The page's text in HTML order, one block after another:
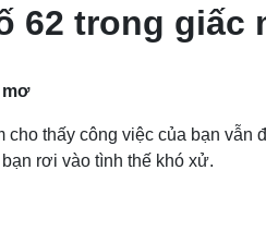
62 trong giấc
mơ
cho thấy công việc của bạn
rơi vào tình thế khó xử.